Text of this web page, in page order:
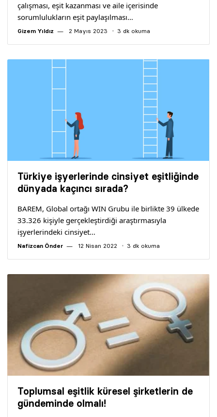
çalışması, eşit kazanması ve aile içerisinde
sorumlulukların eşit paylaşılması…
Gizem Yıldız 2 Mayıs 2023 3 dk okuma
Türkiye işyerlerinde cinsiyet eşitliğinde
dünyada kaçıncı sırada?
BAREM, Global ortağı WIN Grubu ile birlikte 39 ülkede
33.326 kişiyle gerçekleştirdiği araştırmasıyla
işyerlerindeki cinsiyet…
Nafizcan Önder 12 Nisan 2022 3 dk okuma
Toplumsal eşitlik küresel şirketlerin de
gündeminde olmalı!